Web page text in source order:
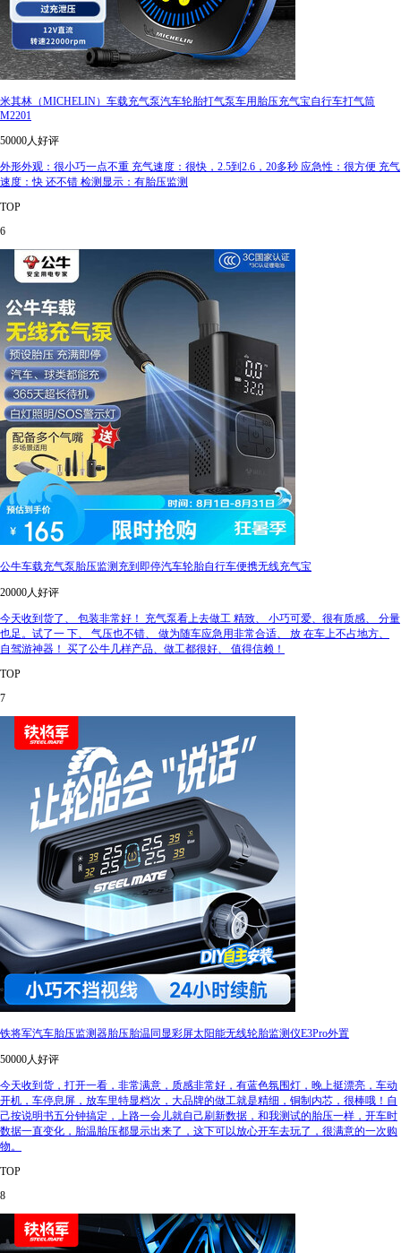
米其林（MICHELIN）车载充气泵汽车轮胎打气泵车用胎压充气宝自行车打气筒
M2201
50000人好评
外形外观：很小巧一点不重 充气速度：很快，2.5到2.6，20多秒 应急性：很方便 充气
速度：快 还不错 检测显示：有胎压监测
TOP
6
公牛车载充气泵胎压监测充到即停汽车轮胎自行车便携无线充气宝
20000人好评
今天收到货了、 包装非常好！ 充气泵看上去做工 精致、 小巧可爱、很有质感、 分量
也足。试了一 下、 气压也不错、 做为随车应急用非常合适、 放 在车上不占地方、
自驾游神器！ 买了公牛几样产品、做工都很好、 值得信赖！
TOP
7
铁将军汽车胎压监测器胎压胎温同显彩屏太阳能无线轮胎监测仪E3Pro外置
50000人好评
今天收到货，打开一看，非常满意，质感非常好，有蓝色氛围灯，晚上挺漂亮，车动
开机，车停息屏，放车里特显档次，大品牌的做工就是精细，铜制内芯，很棒哦！自
己按说明书五分钟搞定，上路一会儿就自己刷新数据，和我测试的胎压一样，开车时
数据一直变化，胎温胎压都显示出来了，这下可以放心开车去玩了，很满意的一次购
物。
TOP
8